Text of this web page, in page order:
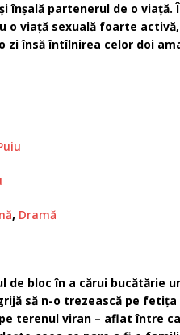
înşală partenerul de o
o viaţă sexuală foarte
zi însă întîlnirea celor doi
, Dramă
de bloc în a cărui bucătărie
să n-o trezească pe
terenul viran – aflat între